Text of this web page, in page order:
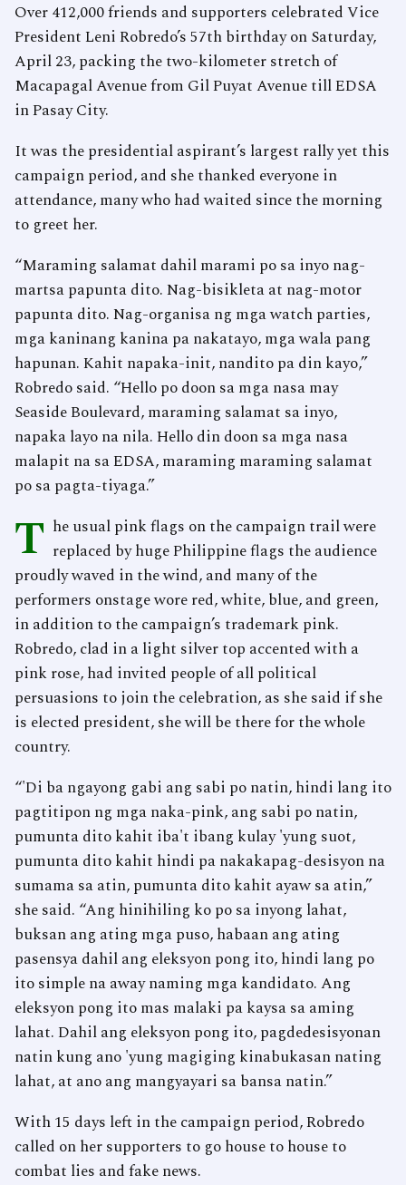
Over 412,000 friends and supporters celebrated Vice
President Leni Robredo’s 57th birthday on Saturday,
April 23, packing the two-kilometer stretch of
Macapagal Avenue from Gil Puyat Avenue till EDSA
in Pasay City.
It was the presidential aspirant’s largest rally yet this
campaign period, and she thanked everyone in
attendance, many who had waited since the morning
to greet her.
“Maraming salamat dahil marami po sa inyo nag-
martsa papunta dito. Nag-bisikleta at nag-motor
papunta dito. Nag-organisa ng mga watch parties,
mga kaninang kanina pa nakatayo, mga wala pang
hapunan. Kahit napaka-init, nandito pa din kayo,”
Robredo said. “Hello po doon sa mga nasa may
Seaside Boulevard, maraming salamat sa inyo,
napaka layo na nila. Hello din doon sa mga nasa
malapit na sa EDSA, maraming maraming salamat
po sa pagta-tiyaga.”
T he usual pink flags on the campaign trail were
replaced by huge Philippine flags the audience
proudly waved in the wind, and many of the
performers onstage wore red, white, blue, and green,
in addition to the campaign’s trademark pink.
Robredo, clad in a light silver top accented with a
pink rose, had invited people of all political
persuasions to join the celebration, as she said if she
is elected president, she will be there for the whole
country.
“'Di ba ngayong gabi ang sabi po natin, hindi lang ito
pagtitipon ng mga naka-pink, ang sabi po natin,
pumunta dito kahit iba't ibang kulay 'yung suot,
pumunta dito kahit hindi pa nakakapag-desisyon na
sumama sa atin, pumunta dito kahit ayaw sa atin,”
she said. “Ang hinihiling ko po sa inyong lahat,
buksan ang ating mga puso, habaan ang ating
pasensya dahil ang eleksyon pong ito, hindi lang po
ito simple na away naming mga kandidato. Ang
eleksyon pong ito mas malaki pa kaysa sa aming
lahat. Dahil ang eleksyon pong ito, pagdedesisyonan
natin kung ano 'yung magiging kinabukasan nating
lahat, at ano ang mangyayari sa bansa natin.”
With 15 days left in the campaign period, Robredo
called on her supporters to go house to house to
combat lies and fake news.